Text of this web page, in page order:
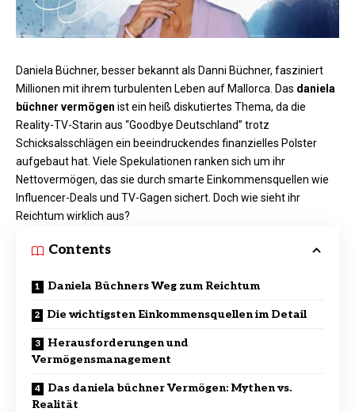
Daniela Büchner, besser bekannt als Danni Büchner, fasziniert
Millionen mit ihrem turbulenten Leben auf Mallorca. Das daniela
büchner vermögen ist ein heiß diskutiertes Thema, da die
Reality-TV-Starin aus “Goodbye Deutschland” trotz
Schicksalsschlägen ein beeindruckendes finanzielles Polster
aufgebaut hat. Viele Spekulationen ranken sich um ihr
Nettovermögen, das sie durch smarte Einkommensquellen wie
Influencer-Deals und TV-Gagen sichert. Doch wie sieht ihr
Reichtum wirklich aus?
Contents
Daniela Büchners Weg zum Reichtum
Die wichtigsten Einkommensquellen im Detail
Herausforderungen und
Vermögensmanagement
Das daniela büchner Vermögen: Mythen vs.
Realität